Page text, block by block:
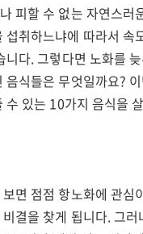
피할 수 없는 자연스러
섭취하느냐에 따라서 속
니다. 그렇다면 노화를
음식들은 무엇일까요?
수 있는 10가지 음식을
면 점점 항노화에 관심
결을 찾게 됩니다. 그러